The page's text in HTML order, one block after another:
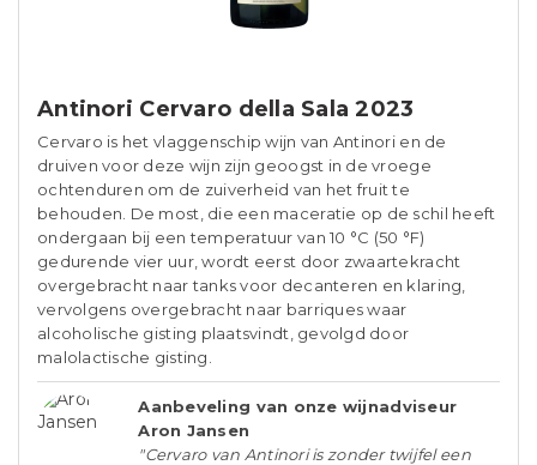
Antinori Cervaro della Sala 2023
Cervaro is het vlaggenschip wijn van Antinori en de
druiven voor deze wijn zijn geoogst in de vroege
ochtenduren om de zuiverheid van het fruit te
behouden. De most, die een maceratie op de schil heeft
ondergaan bij een temperatuur van 10 °C (50 °F)
gedurende vier uur, wordt eerst door zwaartekracht
overgebracht naar tanks voor decanteren en klaring,
vervolgens overgebracht naar barriques waar
alcoholische gisting plaatsvindt, gevolgd door
malolactische gisting.
Aanbeveling van onze wijnadviseur
Aron Jansen
"Cervaro van Antinori is zonder twijfel een